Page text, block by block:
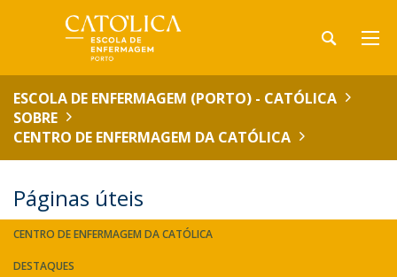
ESCOLA DE ENFERMAGEM (PORTO) - CATÓLICA
SOBRE
CENTRO DE ENFERMAGEM DA CATÓLICA
Páginas úteis
CENTRO DE ENFERMAGEM DA CATÓLICA
DESTAQUES